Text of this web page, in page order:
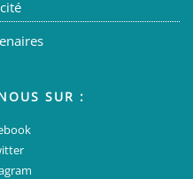
SUR :